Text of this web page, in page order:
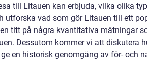
till Litauen kan erbjuda, vilka olika
utforska vad som gör Litauen till ett
titt på några kvantitativa mätningar
Dessutom kommer vi att diskutera
en historisk genomgång av för- och